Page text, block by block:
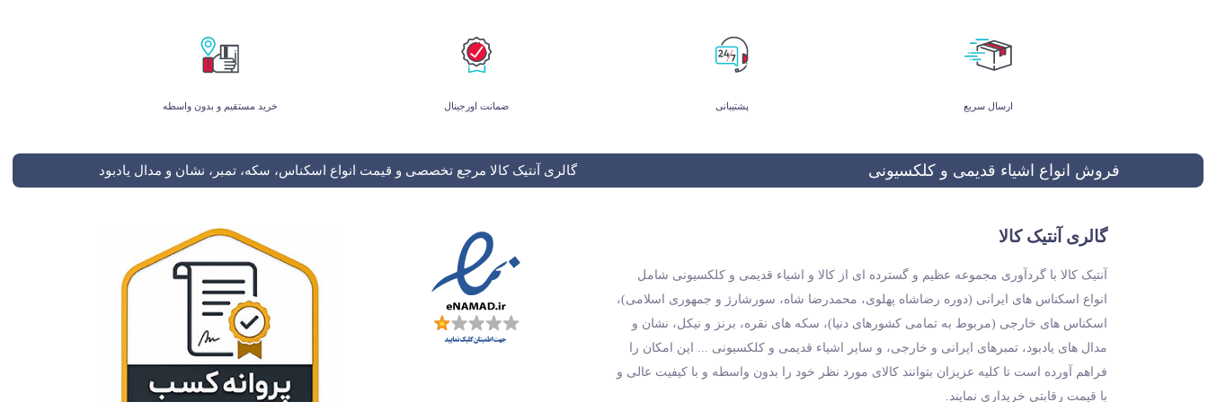
ارسال سریع پشتیبانی ضمانت اورجینال خرید مستقیم و بدون واسطه
فروش انواع اشیاء قدیمی و کلکسیونی گالری آنتیک کالا مرجع تخصصی و قیمت انواع اسکناس، سکه، تمبر، نشان و مدال یادبود
گالری آنتیک کالا
آنتیک کالا با گردآوری مجموعه عظیم و گسترده ای از کالا و اشیاء قدیمی و کلکسیونی شامل
انواع اسکناس های ایرانی (دوره رضاشاه پهلوی، محمدرضا شاه، سورشارژ و جمهوری اسلامی)،
اسکناس های خارجی (مربوط به تمامی کشورهای دنیا)، سکه های نقره، برنز و نیکل، نشان و
مدال های یادبود، تمبرهای ایرانی و خارجی، و سایر اشیاء قدیمی و کلکسیونی ... این امکان را
فراهم آورده است تا کلیه عزیزان بتوانند کالای مورد نظر خود را بدون واسطه و با کیفیت عالی و
با قیمت رقابتی خریداری نمایند.